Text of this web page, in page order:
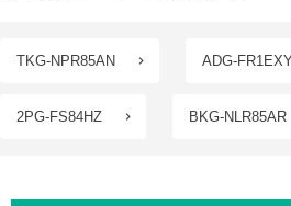
TKG-NPR85AN ADG-
2PG-FS84HZ BKG-NLR85AR